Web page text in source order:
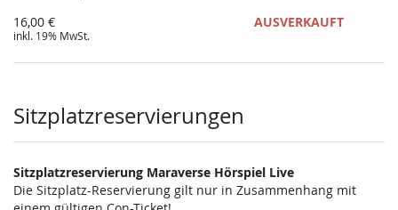
16,00 €
inkl. 19% MwSt.
AUSVERKAUFT
Sitzplatzreservierungen
Sitzplatzreservierung Maraverse Hörspiel Live
Die Sitzplatz-Reservierung gilt nur in Zusammenhang mit